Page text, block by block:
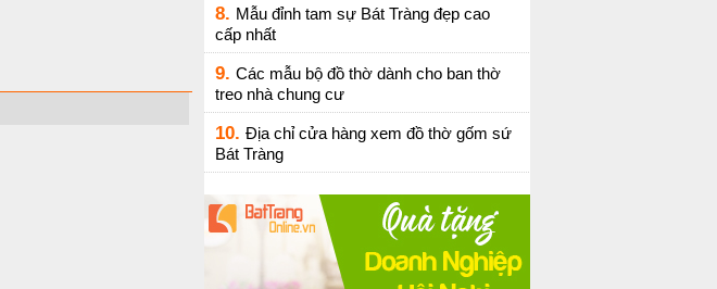
8. Mẫu đỉnh tam sự Bát Tràng đẹp cao
cấp nhất
9. Các mẫu bộ đồ thờ dành cho ban thờ
treo nhà chung cư
10. Địa chỉ cửa hàng xem đồ thờ gốm sứ
Bát Tràng